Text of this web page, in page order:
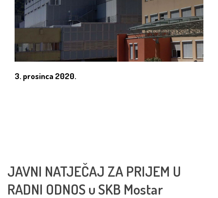
3. prosinca 2020.
JAVNI NATJEČAJ ZA PRIJEM U
RADNI ODNOS u SKB Mostar